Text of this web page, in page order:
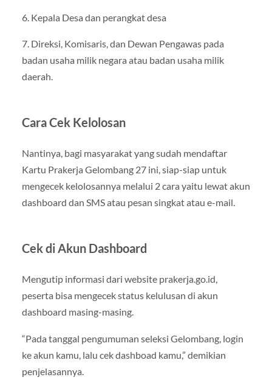
6. Kepala Desa dan perangkat desa
7. Direksi, Komisaris, dan Dewan Pengawas pada
badan usaha milik negara atau badan usaha milik
daerah.
Cara Cek Kelolosan
Nantinya, bagi masyarakat yang sudah mendaftar
Kartu Prakerja Gelombang 27 ini, siap-siap untuk
mengecek kelolosannya melalui 2 cara yaitu lewat akun
dashboard dan SMS atau pesan singkat atau e-mail.
Cek di Akun Dashboard
Mengutip informasi dari website prakerja.go.id,
peserta bisa mengecek status kelulusan di akun
dashboard masing-masing.
“Pada tanggal pengumuman seleksi Gelombang, login
ke akun kamu, lalu cek dashboad kamu,” demikian
penjelasannya.